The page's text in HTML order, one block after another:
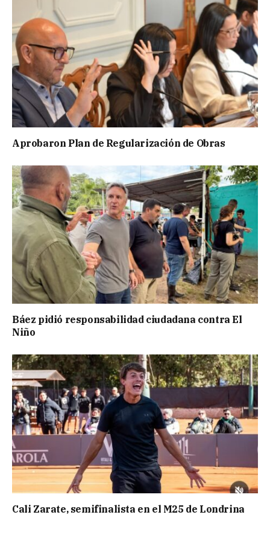
Aprobaron Plan de Regularización de Obras
Báez pidió responsabilidad ciudadana contra El
Niño
Cali Zarate, semifinalista en el M25 de Londrina